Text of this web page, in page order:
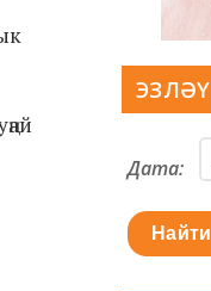
ЭЗЛӘҮ
Дата:
Найти